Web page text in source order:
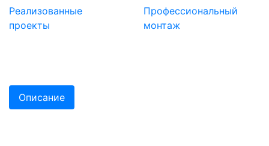
Реализованные
проекты
Профессиональный
монтаж
Описание